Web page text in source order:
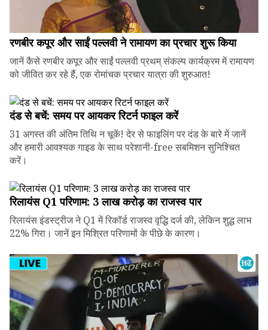
रणबीर कपूर और साईं पल्लवी ने रामायण का प्रचार शुरू किया
जानें कैसे रणबीर कपूर और साईं पल्लवी प्रथम् संकल्प कार्यक्रम में रामायण
को जीवित कर रहे हैं, एक रोमांचक प्रचार यात्रा की शुरुआत!
दंड से बचें: समय पर आयकर रिटर्न फाइल करें
31 अगस्त की अंतिम तिथि न चूकें! देर से फाइलिंग पर दंड के बारे में जानें
और हमारी आवश्यक गाइड के साथ परेशानी-free सबमिशन सुनिश्चित
करें।
रिलायंस Q1 परिणाम: ₹3 लाख करोड़ का राजस्व पार
रिलायंस इंडस्ट्रीज ने Q1 में रिकॉर्ड राजस्व वृद्धि दर्ज की, लेकिन शुद्ध लाभ
22% गिरा। जानें इन मिश्रित परिणामों के पीछे के कारण।